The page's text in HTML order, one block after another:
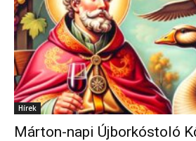
Hírek
Márton-napi Újborkóstoló